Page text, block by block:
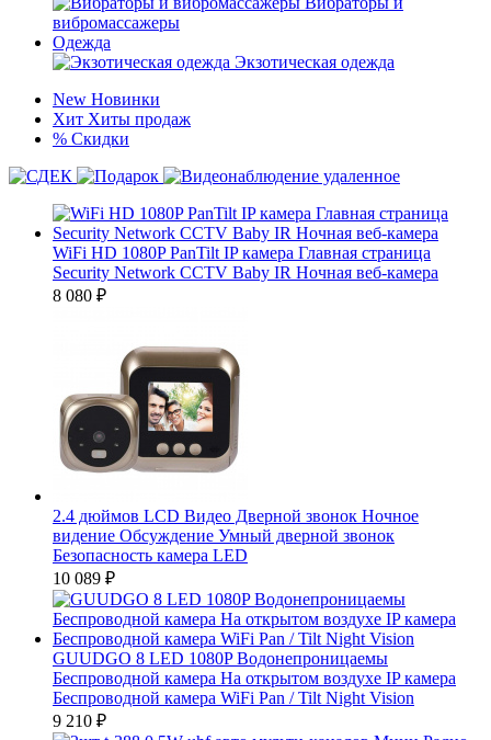
вибромассажеры
Одежда
Экзотическая одежда
New Новинки
Хит Хиты продаж
% Скидки
WiFi HD 1080P PanTilt IP камера Главная страница
Security Network CCTV Baby IR Ночная веб-камера
8 080 ₽
2.4 дюймов LCD Видео Дверной звонок Ночное
видение Обсуждение Умный дверной звонок
Безопасность камера LED
10 089 ₽
GUUDGO 8 LED 1080P Водонепроницаемы
Беспроводной камера На открытом воздухе IP камера
Беспроводной камера WiFi Pan / Tilt Night Vision
9 210 ₽